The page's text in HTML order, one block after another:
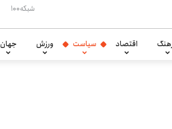
شبکه۱۰۰
اقتصاد سیاست ورزش جهان